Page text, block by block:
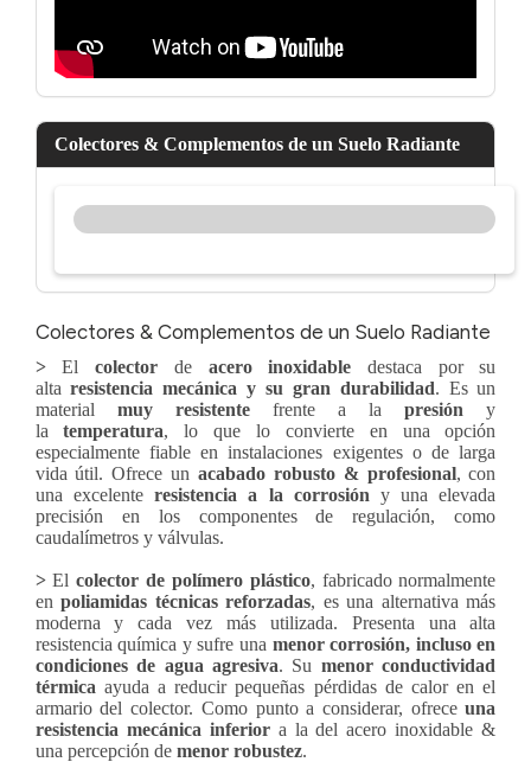
Colectores & Complementos de un Suelo Radiante
Colectores & Complementos de un Suelo Radiante
>Elcolector deacero inoxidable destaca por su
alta resistencia mecánica y su gran durabilidad. Es un
material muy resistente frente a lapresióny
latemperatura, lo que lo convierte en una opción
especialmente fiable en instalaciones exigentes o de larga
vida útil. Ofrece un acabado robusto & profesional, con
una excelenteresistencia a la corrosión y una elevada
precisión en los componentes de regulación, como
caudalímetros y válvulas.
>Elcolector de polímero plástico, fabricado normalmente
enpoliamidas técnicas reforzadas, es una alternativa más
moderna y cada vez más utilizada. Presenta una alta
resistencia química y sufre una menor corrosión, incluso en
condiciones de agua agresiva. Su menor conductividad
térmica ayuda a reducir pequeñas pérdidas de calor en el
armario del colector. Como punto a considerar, ofreceuna
resistencia mecánica inferiora la del acero inoxidable &
una percepción de menor robustez.